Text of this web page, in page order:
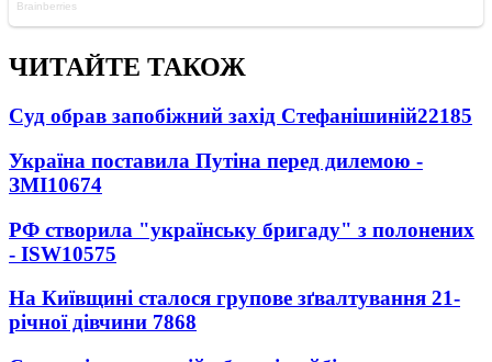
ЧИТАЙТЕ ТАКОЖ
Суд обрав запобіжний захід Стефанішиній22185
Україна поставила Путіна перед дилемою -
ЗМІ10674
РФ створила "українську бригаду" з полонених
- ISW10575
На Київщині сталося групове зґвалтування 21-
річної дівчини 7868